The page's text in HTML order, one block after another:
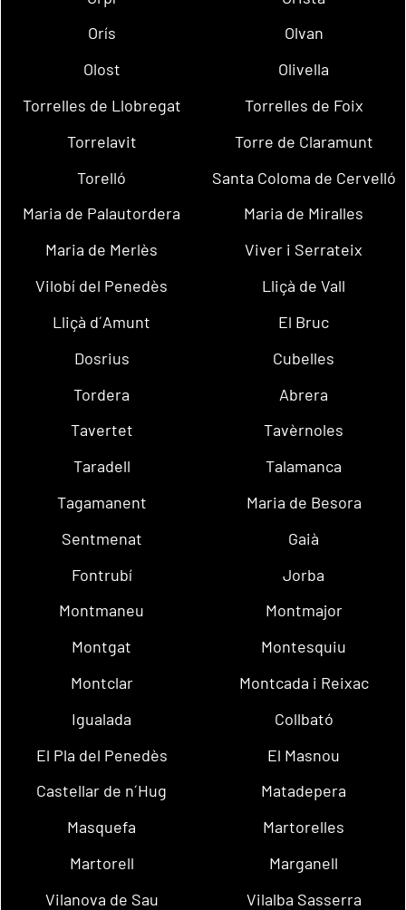
Orís
Olvan
Olost
Olivella
Torrelles de Llobregat
Torrelles de Foix
Torrelavit
Torre de Claramunt
Torelló
Santa Coloma de Cervelló
Maria de Palautordera
Maria de Miralles
Maria de Merlès
Viver i Serrateix
Vilobí del Penedès
Lliçà de Vall
Lliçà d´Amunt
El Bruc
Dosrius
Cubelles
Tordera
Abrera
Tavertet
Tavèrnoles
Taradell
Talamanca
Tagamanent
Maria de Besora
Sentmenat
Gaià
Fontrubí
Jorba
Montmaneu
Montmajor
Montgat
Montesquiu
Montclar
Montcada i Reixac
Igualada
Collbató
El Pla del Penedès
El Masnou
Castellar de n´Hug
Matadepera
Masquefa
Martorelles
Martorell
Marganell
Vilanova de Sau
Vilalba Sasserra